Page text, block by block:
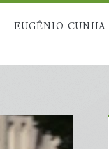
EUGÊNIO CUNHA